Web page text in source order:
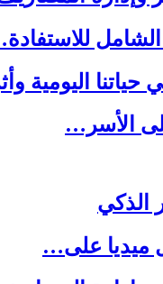
حياتنا اليومية
الأسر…